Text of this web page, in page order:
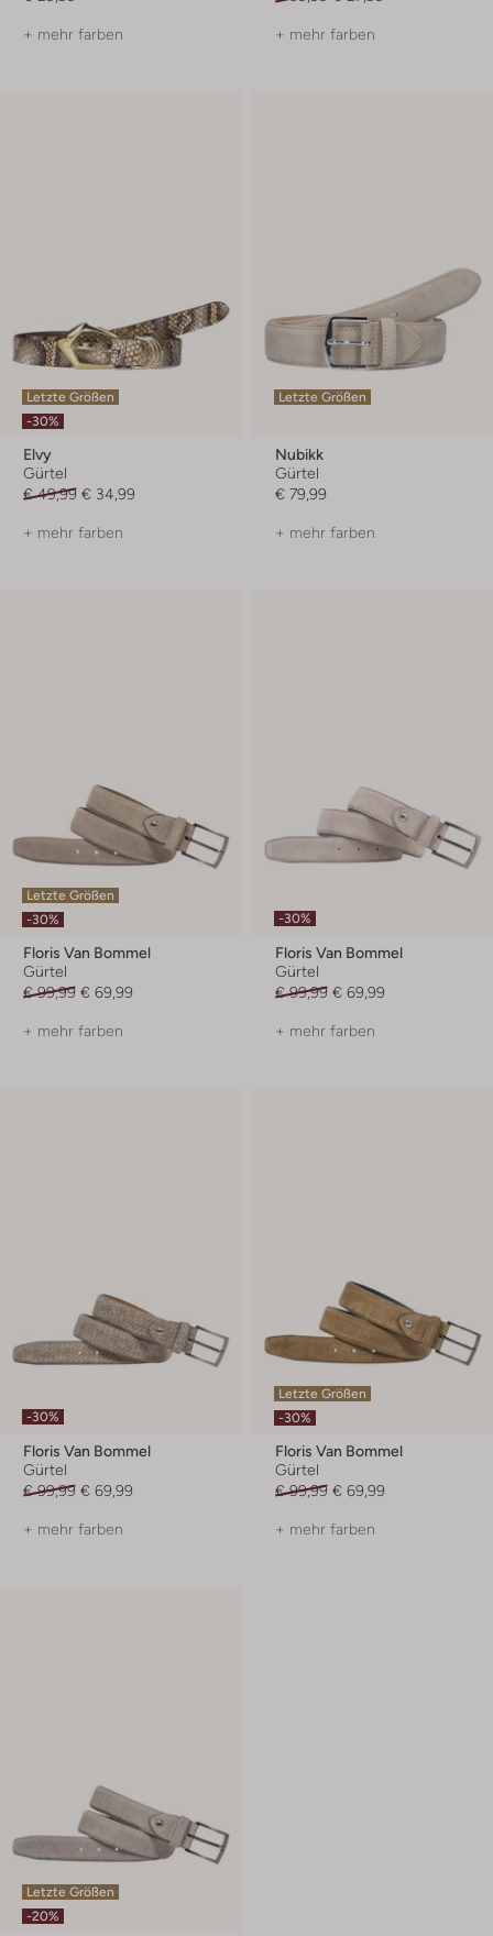
+ mehr farben + mehr farben
Letzte Größen
-30%
Elvy
Gürtel
€ 49,99 € 34,99
+ mehr farben
Letzte Größen
Nubikk
Gürtel
€ 79,99
+ mehr farben
Letzte Größen
-30%
Floris Van Bommel
Gürtel
€ 99,99 € 69,99
+ mehr farben
-30%
Floris Van Bommel
Gürtel
€ 99,99 € 69,99
+ mehr farben
-30%
Floris Van Bommel
Gürtel
€ 99,99 € 69,99
+ mehr farben
Letzte Größen
-30%
Floris Van Bommel
Gürtel
€ 99,99 € 69,99
+ mehr farben
Letzte Größen
-20%